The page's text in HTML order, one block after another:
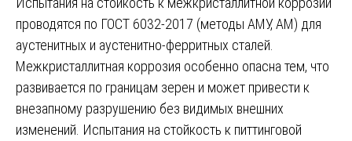
проводятся по ГОСТ 6032-2017 (методы АМУ, АМ) для
аустенитных и аустенитно-ферритных сталей.
Межкристаллитная коррозия особенно опасна тем, что
развивается по границам зерен и может привести к
внезапному разрушению без видимых внешних
изменений. Испытания на стойкость к питтинговой